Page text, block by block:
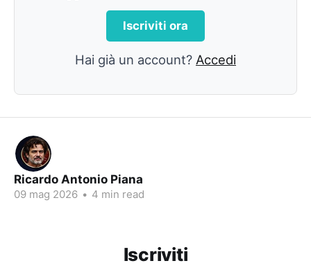
Iscriviti ora
Hai già un account? Accedi
Ricardo Antonio Piana
09 mag 2026 • 4 min read
Iscriviti